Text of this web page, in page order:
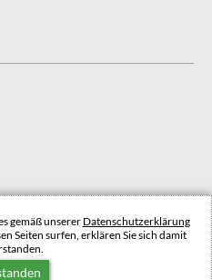
gemäß unserer Datenschutzerklärung
Seiten surfen, erklären Sie sich damit
OBEN